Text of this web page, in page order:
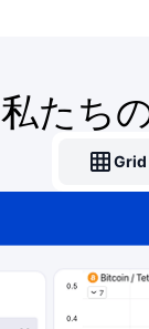
私たち
Grid